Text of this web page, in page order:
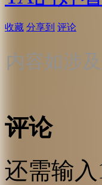
收藏 分享到 评论
内容如涉
评论
还需输